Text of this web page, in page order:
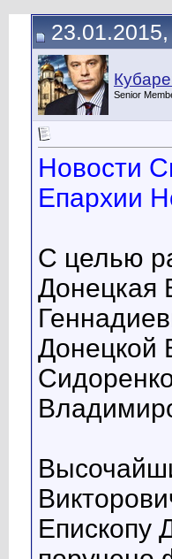
23.01.2015,
Senior
Новости
Епархии
С целью
Донецкая
Донецкой
Епископу